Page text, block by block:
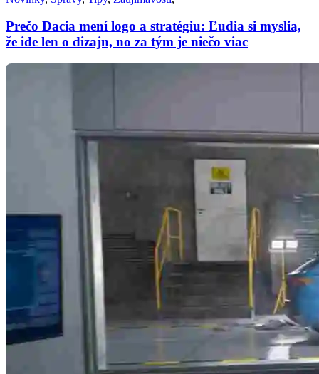
Prečo Dacia mení logo a stratégiu: Ľudia si myslia,
že ide len o dizajn, no za tým je niečo viac